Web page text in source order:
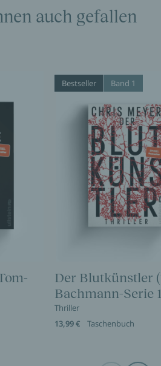
auch gefallen
Bestseller Band 1
Der Blutkünstler
Bachmann-Serie
Thriller
13,99 €
Taschenbuch